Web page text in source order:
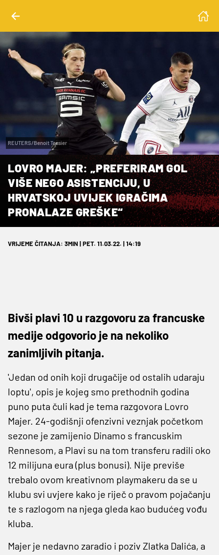
REUTERS/Benoit Tessier
LOVRO MAJER: „PREFERIRAM GOL
VIŠE NEGO ASISTENCIJU, U
HRVATSKOJ UVIJEK IGRAČIMA
PRONALAZE GREŠKE“
VRIJEME ČITANJA: 3MIN | PET. 11.03.22. | 14:19
Bivši plavi 10 u razgovoru za francuske
medije odgovorio je na nekoliko
zanimljivih pitanja.
'Jedan od onih koji drugačije od ostalih udaraju
loptu', opis je kojeg smo prethodnih godina
puno puta čuli kad je tema razgovora Lovro
Majer. 24-godišnji ofenzivni veznjak početkom
sezone je zamijenio Dinamo s francuskim
Rennesom, a Plavi su na tom transferu radili oko
12 milijuna eura (plus bonusi). Nije previše
trebalo ovom kreativnom playmakeru da se u
klubu svi uvjere kako je riječ o pravom pojačanju
te s razlogom na njega gleda kao budućeg vođu
kluba.
Majer je nedavno zaradio i poziv Zlatka Dalića, a